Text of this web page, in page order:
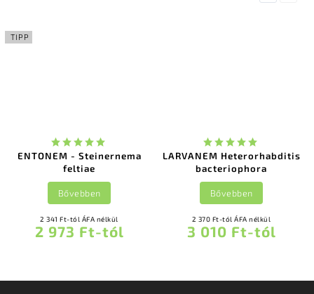
TIPP
ENTONEM - Steinernema
feltiae
2 341 Ft-tól ÁFA nélkül
2 973 Ft-tól
Bővebben
LARVANEM Heterorhabditis
bacteriophora
2 370 Ft-tól ÁFA nélkül
3 010 Ft-tól
Bővebben